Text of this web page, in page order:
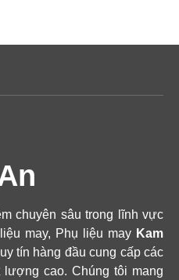
chuyên sâu trong lĩnh vực
may, Phụ liệu may Kam
tín hàng đầu cung cấp các
lượng cao. Chúng tôi mang